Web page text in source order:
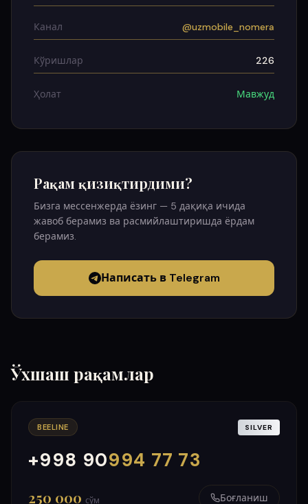
Канал @uzmobile_nomera
Кўришлар 226
Ҳолат Мавжуд
Рақам қизиқтирдими?
Бизга мессенжерда ёзинг — 5 дақиқа ичида
жавоб берамиз ва расмийлаштиришда ёрдам
берамиз.
Написать в Telegram
Ўхшаш рақамлар
BEELINE SILVER
+998 90994 77 73
000
999
250 000 сўм Боғланиш